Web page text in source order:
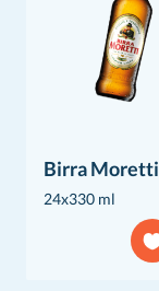
Birra Moretti
24x330 ml